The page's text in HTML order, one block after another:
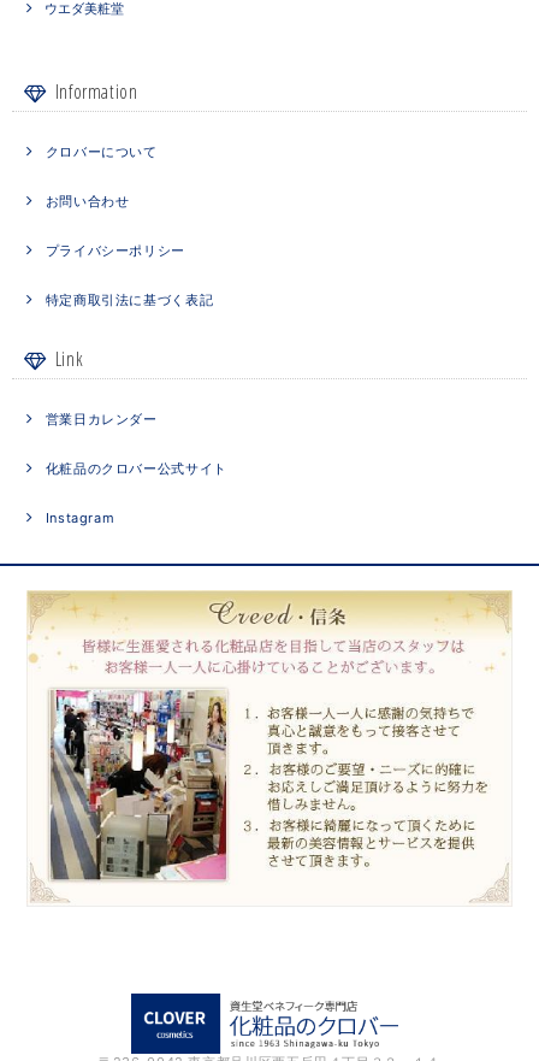
ウエダ美粧堂
Information
クロバーについて
お問い合わせ
プライバシーポリシー
特定商取引法に基づく表記
Link
営業日カレンダー
化粧品のクロバー公式サイト
Instagram